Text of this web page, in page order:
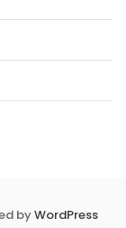
byWordPress